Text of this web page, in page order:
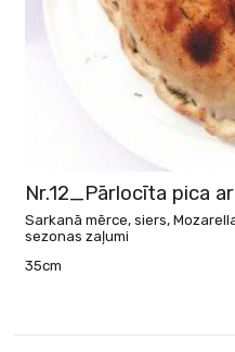
Nr.12_Pārlocīta pica
Sarkanā mērce, siers,
sezonas zaļumi
35cm